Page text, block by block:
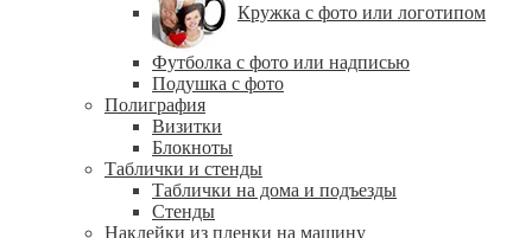
Кружка с фото или логотипом
Футболка с фото или надписью
Подушка с фото
Полиграфия
Визитки
Блокноты
Таблички и стенды
Таблички на дома и подъезды
Стенды
Наклейки из пленки на машину